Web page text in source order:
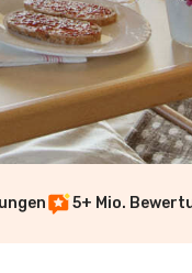
5+ Mio.